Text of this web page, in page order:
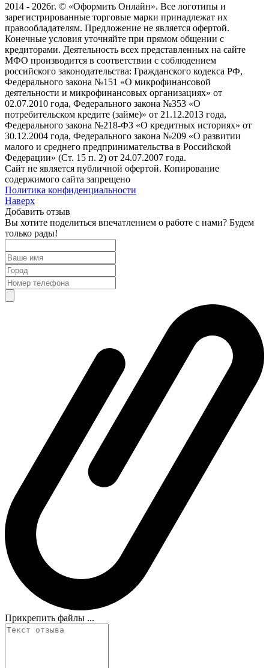
2014 - 2026г. © «Оформить Онлайн». Все логотипы и
зарегистрированные торговые марки принадлежат их
правообладателям. Предложение не является офертой.
Конечные условия уточняйте при прямом общении с
кредиторами. Деятельность всех представленных на сайте
МФО производится в соответствии с соблюдением
российского законодательства: Гражданского кодекса РФ,
Федерального закона №151 «О микрофинансовой
деятельности и микрофинансовых организациях» от
02.07.2010 года, Федерального закона №353 «О
потребительском кредите (займе)» от 21.12.2013 года,
Федерального закона №218-ФЗ «О кредитных историях» от
30.12.2004 года, Федерального закона №209 «О развитии
малого и среднего предпринимательства в Российской
Федерации» (Ст. 15 п. 2) от 24.07.2007 года.
Сайт не является публичной офертой. Копирование
содержимого сайта запрещено
Политика конфиденциальности
Наверх
Добавить отзыв
Вы хотите поделиться впечатлением о работе с нами? Будем
только рады!
Прикрепить файлы ...